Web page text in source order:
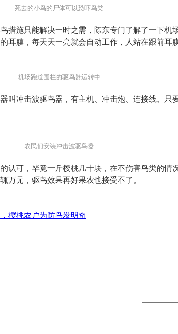
死去的小鸟的尸体可以恐吓鸟类
措施只能解决一时之需，陈东专门了解了一下
耳膜，每天天一亮就会自动工作，人站在跟前耳
机场跑道围栏的驱鸟器运转中
叫冲击波驱鸟器，有主机、冲击炮、连接线。
农民们安装冲击波驱鸟器
认可，毕竟一斤樱桃几十块，在不伤害鸟类的
万元，驱鸟效果再好果农也接受不了。
樱桃农户为防鸟发明奇